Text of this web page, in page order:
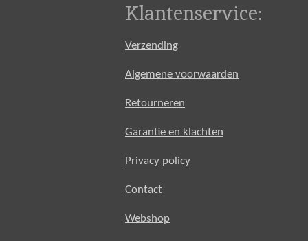
Klantenservice:
Verzending
Algemene voorwaarden
Retourneren
Garantie en klachten
Privacy policy
Contact
Webshop